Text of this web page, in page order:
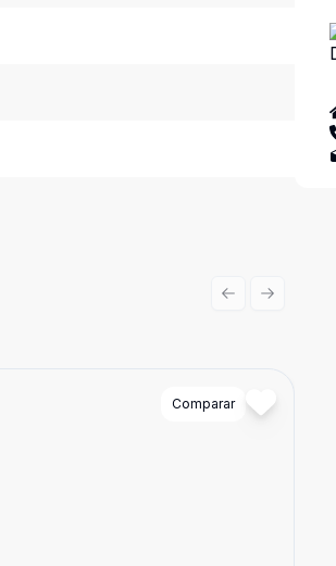
Comparar
Previous slide
Next slide